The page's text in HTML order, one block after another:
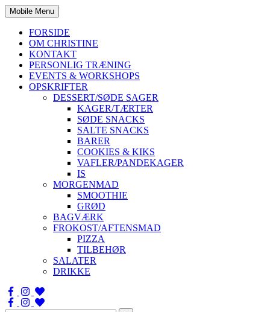
Mobile Menu
FORSIDE
OM CHRISTINE
KONTAKT
PERSONLIG TRÆNING
EVENTS & WORKSHOPS
OPSKRIFTER
DESSERT/SØDE SAGER
KAGER/TÆRTER
SØDE SNACKS
SALTE SNACKS
BARER
COOKIES & KIKS
VAFLER/PANDEKAGER
IS
MORGENMAD
SMOOTHIE
GRØD
BAGVÆRK
FROKOST/AFTENSMAD
PIZZA
TILBEHØR
SALATER
DRIKKE